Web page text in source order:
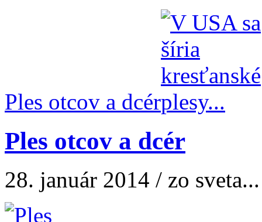
Ples otcov a dcér
Ples otcov a dcér
28. január 2014 / zo sveta...